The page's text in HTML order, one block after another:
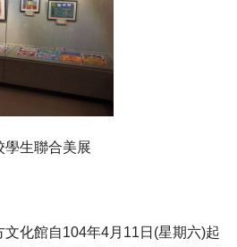
學生聯合美展
文化館自104年4月11日(星期六)起